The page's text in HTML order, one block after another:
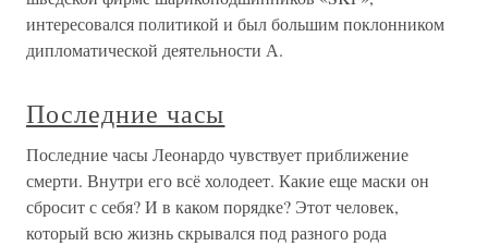
интересовался политикой и был большим поклонником
дипломатической деятельности А.
Последние часы
Последние часы Леонардо чувствует приближение
смерти. Внутри его всё холодеет. Какие еще маски он
сбросит с себя? И в каком порядке? Этот человек,
который всю жизнь скрывался под разного рода